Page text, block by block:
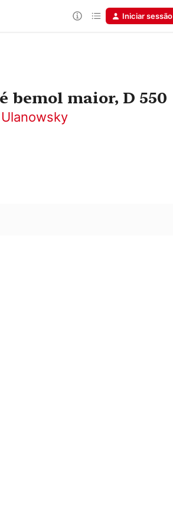
Iniciar sessão
bemol maior, D 550